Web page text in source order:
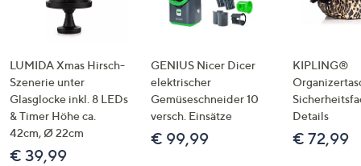
LUMIDA Xmas Hirsch-
Szenerie unter
Glasglocke inkl. 8 LEDs
& Timer Höhe ca.
42cm, Ø 22cm
€ 39,99
GENIUS Nicer Dicer
elektrischer
Gemüseschneider 10
versch. Einsätze
€ 99,99
KIPLING®
Details
€ 72,99